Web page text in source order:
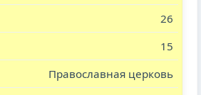
26
15
Православная церковь